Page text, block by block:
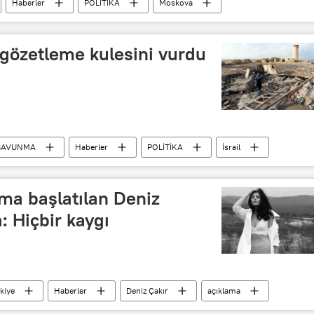
Haberler POLİTİKA
Moskova
Oksana Voyevodinaya
Sultan V. Muhammed
kulesini vurdu
Haberler POLİTİKA
İsrail
Hamas gözlem kulesi
başlatılan Deniz
Hiçbir kaygı
Haberler Deniz Çakır açıklama